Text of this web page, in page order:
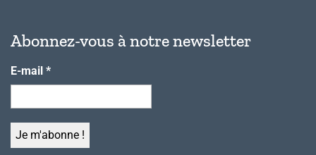
Abonnez-vous à notre newsletter
E-mail *